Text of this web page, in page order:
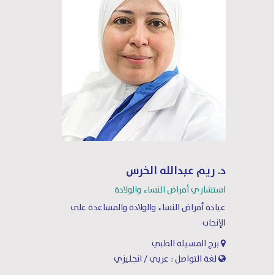
د. ريم عبدالله الخرس
استشاري أمراض النساء والولادة
عيادة أمراض النساء والولادة والمساعدة على
الإنجاب
برج المسيلة الطبي
لغة التواصل : عربي / انجليزي